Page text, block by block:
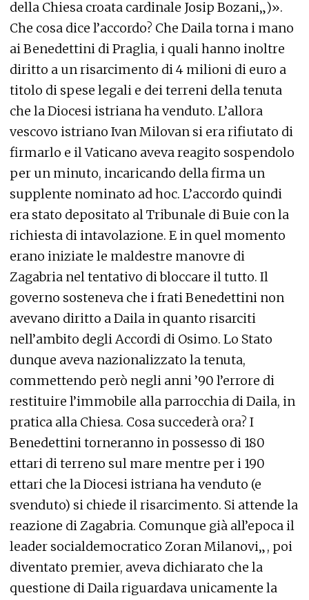
della Chiesa croata cardinale Josip Bozani„)».
Che cosa dice l’accordo? Che Daila torna i mano
ai Benedettini di Praglia, i quali hanno inoltre
diritto a un risarcimento di 4 milioni di euro a
titolo di spese legali e dei terreni della tenuta
che la Diocesi istriana ha venduto. L’allora
vescovo istriano Ivan Milovan si era rifiutato di
firmarlo e il Vaticano aveva reagito sospendolo
per un minuto, incaricando della firma un
supplente nominato ad hoc. L’accordo quindi
era stato depositato al Tribunale di Buie con la
richiesta di intavolazione. E in quel momento
erano iniziate le maldestre manovre di
Zagabria nel tentativo di bloccare il tutto. Il
governo sosteneva che i frati Benedettini non
avevano diritto a Daila in quanto risarciti
nell’ambito degli Accordi di Osimo. Lo Stato
dunque aveva nazionalizzato la tenuta,
commettendo però negli anni ’90 l’errore di
restituire l’immobile alla parrocchia di Daila, in
pratica alla Chiesa. Cosa succederà ora? I
Benedettini torneranno in possesso di 180
ettari di terreno sul mare mentre per i 190
ettari che la Diocesi istriana ha venduto (e
svenduto) si chiede il risarcimento. Si attende la
reazione di Zagabria. Comunque già all’epoca il
leader socialdemocratico Zoran Milanovi„, poi
diventato premier, aveva dichiarato che la
questione di Daila riguardava unicamente la